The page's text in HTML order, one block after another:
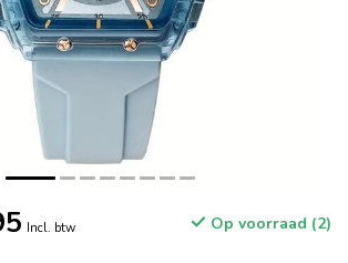
Incl. btw Op voorraad (2)